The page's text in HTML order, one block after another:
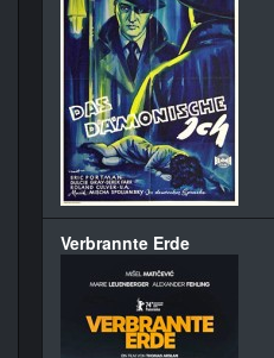
Verbrannte Erde